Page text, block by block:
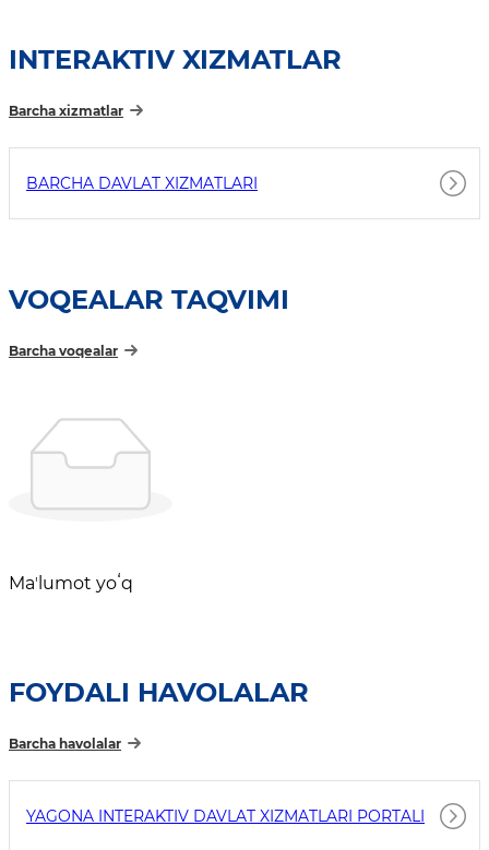
INTERAKTIV XIZMATLAR
Barcha xizmatlar
BARCHA DAVLAT XIZMATLARI
VOQEALAR TAQVIMI
Barcha voqealar
Maʼlumot yoʻq
FOYDALI HAVOLALAR
Barcha havolalar
YAGONA INTERAKTIV DAVLAT XIZMATLARI PORTALI